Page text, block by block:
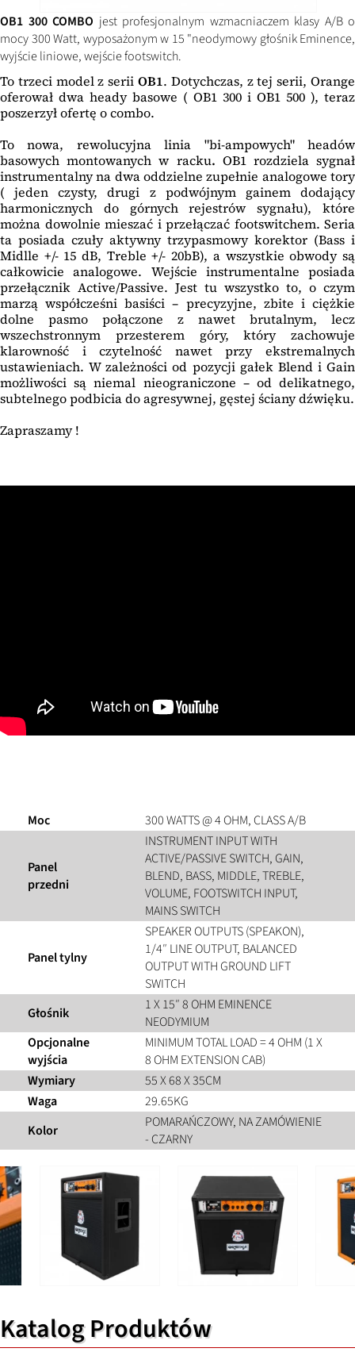
OB1 300 COMBO jest profesjonalnym wzmacniaczem klasy A/B o
mocy 300 Watt, wyposażonym w 15 "neodymowy głośnik Eminence,
wyjście liniowe, wejście footswitch.
To trzeci model z serii OB1. Dotychczas, z tej serii, Orange
oferował dwa heady basowe ( OB1 300 i OB1 500 ), teraz
poszerzył ofertę o combo.
To nowa, rewolucyjna linia "bi-ampowych" headów
basowych montowanych w racku. OB1 rozdziela sygnał
instrumentalny na dwa oddzielne zupełnie analogowe tory
( jeden czysty, drugi z podwójnym gainem dodający
harmonicznych do górnych rejestrów sygnału), które
można dowolnie mieszać i przełączać footswitchem. Seria
ta posiada czuły aktywny trzypasmowy korektor (Bass i
Midlle +/- 15 dB, Treble +/- 20bB), a wszystkie obwody są
całkowicie analogowe. Wejście instrumentalne posiada
przełącznik Active/Passive. Jest tu wszystko to, o czym
marzą współcześni basiści – precyzyjne, zbite i ciężkie
dolne pasmo połączone z nawet brutalnym, lecz
wszechstronnym przesterem góry, który zachowuje
klarowność i czytelność nawet przy ekstremalnych
ustawieniach. W zależności od pozycji gałek Blend i Gain
możliwości są niemal nieograniczone – od delikatnego,
subtelnego podbicia do agresywnej, gęstej ściany dźwięku.
Zapraszamy !
Moc 300 WATTS @ 4 OHM, CLASS A/B
Panel
przedni
INSTRUMENT INPUT WITH
ACTIVE/PASSIVE SWITCH, GAIN,
BLEND, BASS, MIDDLE, TREBLE,
VOLUME, FOOTSWITCH INPUT,
MAINS SWITCH
Panel tylny
SPEAKER OUTPUTS (SPEAKON),
1/4″ LINE OUTPUT, BALANCED
OUTPUT WITH GROUND LIFT
SWITCH
Głośnik
1 X 15″ 8 OHM EMINENCE
NEODYMIUM
Opcjonalne
wyjścia
MINIMUM TOTAL LOAD = 4 OHM (1 X
8 OHM EXTENSION CAB)
Wymiary
55 X 68 X 35CM
Waga
29.65KG
Kolor
POMARAŃCZOWY, NA ZAMÓWIENIE
- CZARNY
Katalog Produktów